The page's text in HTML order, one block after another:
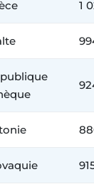
1